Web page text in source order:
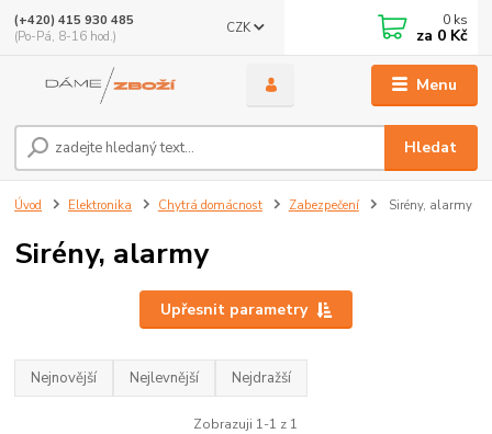
Menu
CZK
Hledat
(+420) 415 930 485
(Po-Pá, 8-16 hod.)
0 ks
za 0 Kč
Úvod Elektronika Chytrá domácnost Zabezpečení Sirény, alarmy
Sirény, alarmy
Upřesnit parametry
Nejnovější Nejlevnější Nejdražší
Zobrazuji 1-1 z 1